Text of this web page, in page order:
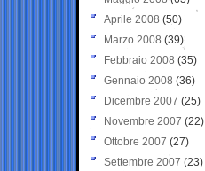
Aprile 2008 (50)
Marzo 2008 (39)
Febbraio 2008 (35)
Gennaio 2008 (36)
Dicembre 2007 (25)
Novembre 2007 (22)
Ottobre 2007 (27)
Settembre 2007 (23)